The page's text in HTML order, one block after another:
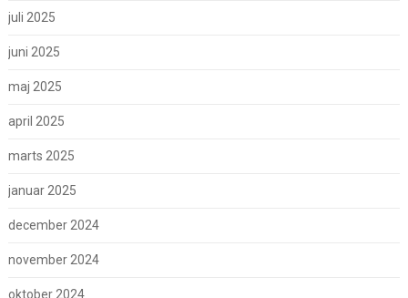
juli 2025
juni 2025
maj 2025
april 2025
marts 2025
januar 2025
december 2024
november 2024
oktober 2024